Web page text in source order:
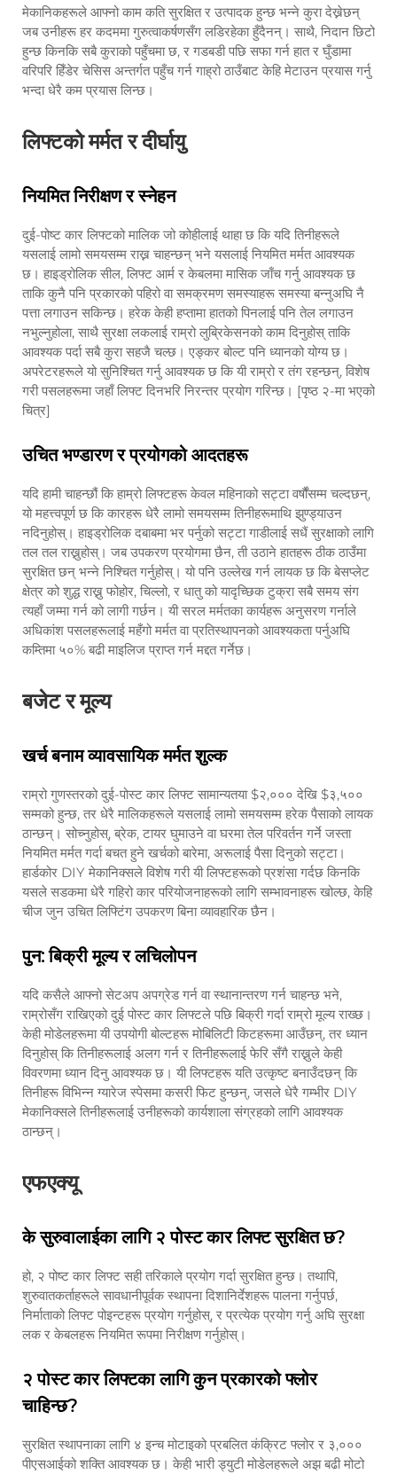
मेकानिकहरूले आफ्नो काम कति सुरक्षित र उत्पादक हुन्छ भन्ने कुरा देख्नेछन्
जब उनीहरू हर कदममा गुरुत्वाकर्षणसँग लडिरहेका हुँदैनन्। साथै, निदान छिटो
हुन्छ किनकि सबै कुराको पहुँचमा छ, र गडबडी पछि सफा गर्न हात र घुँडामा
वरिपरि हिँडेर चेसिस अन्तर्गत पहुँच गर्न गाह्रो ठाउँबाट केहि मेटाउन प्रयास गर्नु
भन्दा धेरै कम प्रयास लिन्छ।
लिफ्टको मर्मत र दीर्घायु
नियमित निरीक्षण र स्नेहन
दुई-पोष्ट कार लिफ्टको मालिक जो कोहीलाई थाहा छ कि यदि तिनीहरूले
यसलाई लामो समयसम्म राख्न चाहन्छन् भने यसलाई नियमित मर्मत आवश्यक
छ। हाइड्रोलिक सील, लिफ्ट आर्म र केबलमा मासिक जाँच गर्नु आवश्यक छ
ताकि कुनै पनि प्रकारको पहिरो वा समक्रमण समस्याहरू समस्या बन्नुअघि नै
पत्ता लगाउन सकिन्छ। हरेक केही हप्तामा हातको पिनलाई पनि तेल लगाउन
नभुल्नुहोला, साथै सुरक्षा लकलाई राम्रो लुब्रिकेसनको काम दिनुहोस् ताकि
आवश्यक पर्दा सबै कुरा सहजै चल्छ। एङ्कर बोल्ट पनि ध्यानको योग्य छ।
अपरेटरहरूले यो सुनिश्चित गर्नु आवश्यक छ कि यी राम्रो र तंग रहन्छन्, विशेष
गरी पसलहरूमा जहाँ लिफ्ट दिनभरि निरन्तर प्रयोग गरिन्छ। [पृष्ठ २-मा भएको
चित्र]
उचित भण्डारण र प्रयोगको आदतहरू
यदि हामी चाहन्छौं कि हाम्रो लिफ्टहरू केवल महिनाको सट्टा वर्षौंसम्म चल्दछन्,
यो महत्त्वपूर्ण छ कि कारहरू धेरै लामो समयसम्म तिनीहरूमाथि झुण्ड्याउन
नदिनुहोस्। हाइड्रोलिक दबाबमा भर पर्नुको सट्टा गाडीलाई सधैं सुरक्षाको लागि
तल तल राख्नुहोस्। जब उपकरण प्रयोगमा छैन, ती उठाने हातहरू ठीक ठाउँमा
सुरक्षित छन् भन्ने निश्चित गर्नुहोस्। यो पनि उल्लेख गर्न लायक छ कि बेसप्लेट
क्षेत्र को शुद्ध राख्नु फोहोर, चिल्लो, र धातु को यादृच्छिक टुक्रा सबै समय संग
त्यहाँ जम्मा गर्न को लागी गर्छन। यी सरल मर्मतका कार्यहरू अनुसरण गर्नाले
अधिकांश पसलहरूलाई महँगो मर्मत वा प्रतिस्थापनको आवश्यकता पर्नुअघि
कम्तिमा ५०% बढी माइलिज प्राप्त गर्न मद्दत गर्नेछ।
बजेट र मूल्य
खर्च बनाम व्यावसायिक मर्मत शुल्क
राम्रो गुणस्तरको दुई-पोस्ट कार लिफ्ट सामान्यतया $२,००० देखि $३,५००
सम्मको हुन्छ, तर धेरै मालिकहरूले यसलाई लामो समयसम्म हरेक पैसाको लायक
ठान्छन्। सोच्नुहोस्, ब्रेक, टायर घुमाउने वा घरमा तेल परिवर्तन गर्ने जस्ता
नियमित मर्मत गर्दा बचत हुने खर्चको बारेमा, अरूलाई पैसा दिनुको सट्टा।
हार्डकोर DIY मेकानिक्सले विशेष गरी यी लिफ्टहरूको प्रशंसा गर्दछ किनकि
यसले सडकमा धेरै गहिरो कार परियोजनाहरूको लागि सम्भावनाहरू खोल्छ, केहि
चीज जुन उचित लिफ्टिंग उपकरण बिना व्यावहारिक छैन।
पुन: बिक्री मूल्य र लचिलोपन
यदि कसैले आफ्नो सेटअप अपग्रेड गर्न वा स्थानान्तरण गर्न चाहन्छ भने,
राम्रोसँग राखिएको दुई पोस्ट कार लिफ्टले पछि बिक्री गर्दा राम्रो मूल्य राख्छ।
केही मोडेलहरूमा यी उपयोगी बोल्टहरू मोबिलिटी किटहरूमा आउँछन्, तर ध्यान
दिनुहोस् कि तिनीहरूलाई अलग गर्न र तिनीहरूलाई फेरि सँगै राख्नुले केही
विवरणमा ध्यान दिनु आवश्यक छ। यी लिफ्टहरू यति उत्कृष्ट बनाउँदछन् कि
तिनीहरू विभिन्न ग्यारेज स्पेसमा कसरी फिट हुन्छन्, जसले धेरै गम्भीर DIY
मेकानिक्सले तिनीहरूलाई उनीहरूको कार्यशाला संग्रहको लागि आवश्यक
ठान्छन्।
एफएक्यू
के सुरुवालाईका लागि २ पोस्ट कार लिफ्ट सुरक्षित छ?
हो, २ पोष्ट कार लिफ्ट सही तरिकाले प्रयोग गर्दा सुरक्षित हुन्छ। तथापि,
शुरुवातकर्ताहरूले सावधानीपूर्वक स्थापना दिशानिर्देशहरू पालना गर्नुपर्छ,
निर्माताको लिफ्ट पोइन्टहरू प्रयोग गर्नुहोस्, र प्रत्येक प्रयोग गर्नु अघि सुरक्षा
लक र केबलहरू नियमित रूपमा निरीक्षण गर्नुहोस्।
२ पोस्ट कार लिफ्टका लागि कुन प्रकारको फ्लोर
चाहिन्छ?
सुरक्षित स्थापनाका लागि ४ इन्च मोटाइको प्रबलित कंक्रिट फ्लोर र ३,०००
पीएसआईको शक्ति आवश्यक छ। केही भारी ड्युटी मोडेलहरूले अझ बढी मोटो